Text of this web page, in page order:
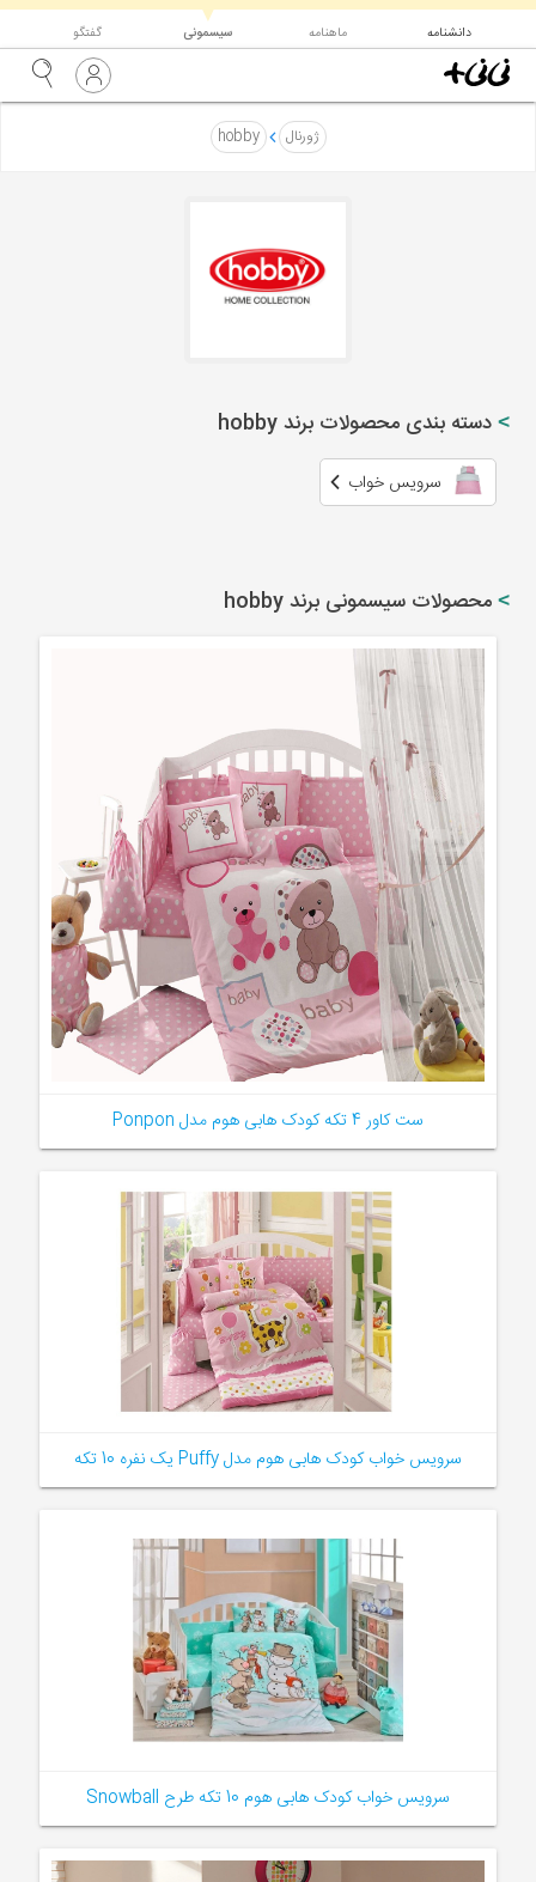
دانشنامه ماهنامه سیسمونی
▼ گفتگو
ژورنال hobby
دسته بندی محصولات برند hobby
سرویس خواب
محصولات سیسمونی برند hobby
ست کاور 4 تکه کودک هابی هوم مدل Ponpon
سرویس خواب کودک هابی هوم مدل Puffy یک نفره 10 تکه
سرویس خواب کودک هابی هوم 10 تکه طرح Snowball